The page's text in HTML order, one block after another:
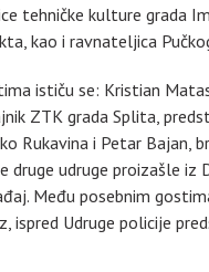
tehničke kulture grada
kao i ravnateljica
ističu se: Kristian
ZTK grada Splita,
Rukavina i Petar Bajan,
druge udruge proizašle
Među posebnim
ispred Udruge policije